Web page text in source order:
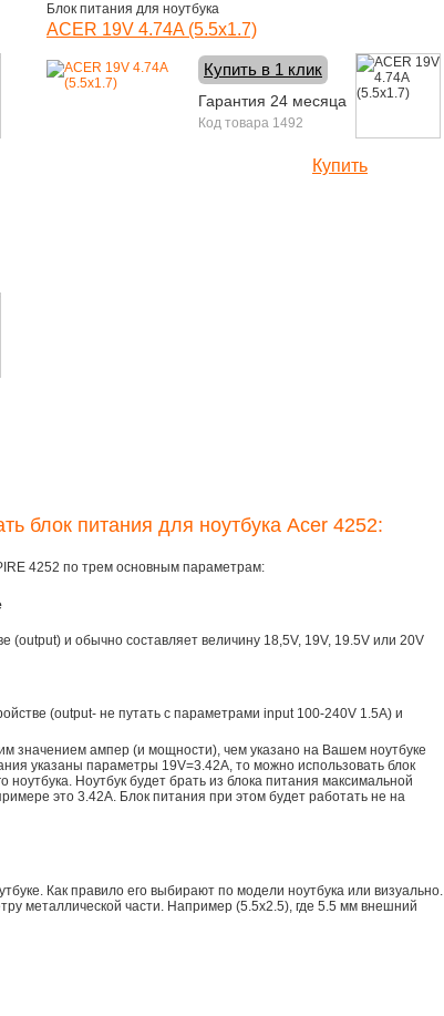
Блок питания для ноутбука
ACER 19V 4.74A (5.5x1.7)
Купить в 1 клик
Гарантия 24 месяца
Код товара 1492
Купить
блок питания для ноутбука Acer 4252:
4252 по трем основным параметрам:
и обычно составляет величину 18,5V, 19V, 19.5V или 20V
(output- не путать с параметрами input 100-240V 1.5A) и
значением ампер (и мощности), чем указано на Вашем ноутбуке
указаны параметры 19V=3.42A, то можно использовать блок
Ноутбук будет брать из блока питания максимальной
это 3.42А. Блок питания при этом будет работать не на
Как правило его выбирают по модели ноутбука или визуально.
металлической части. Например (5.5x2.5), где 5.5 мм внешний